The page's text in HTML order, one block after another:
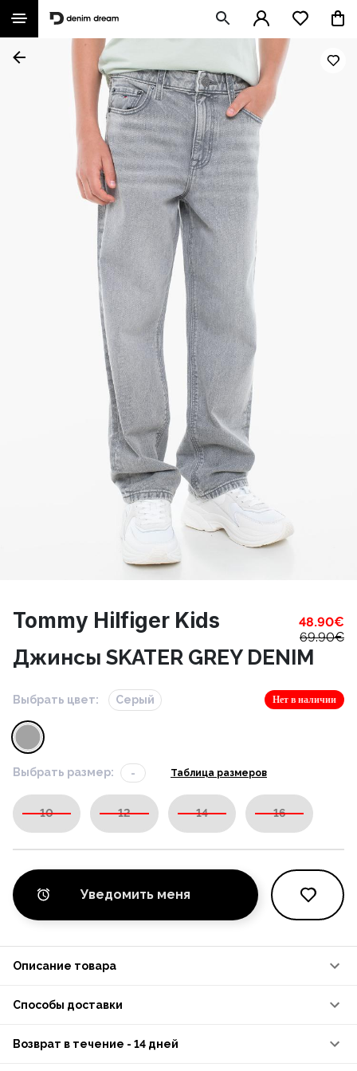
Tommy Hilfiger Kids 48.90€
69.90€
Джинсы SKATER GREY DENIM
Выбрать цвет: Серый Нет в наличии
Выбрать размер: - Таблица размеров
10 12 14 16
Уведомить меня
Описание товара
Способы доставки
Возврат в течение - 14 дней